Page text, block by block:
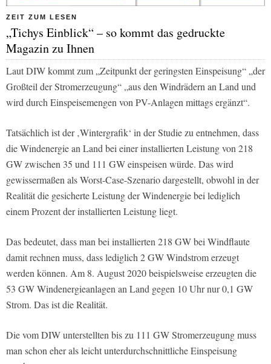
ZEIT ZUM LESEN
„Tichys Einblick“ – so kommt das gedruckte
Magazin zu Ihnen
Laut DIW kommt zum „Zeitpunkt der geringsten Einspeisung“ „der
Großteil der Stromerzeugung“ „aus den Windrädern an Land und
wird durch Einspeisemengen von PV-Anlagen mittags ergänzt“.
Tatsächlich ist der ‚Wintergrafik‘ in der Studie zu entnehmen, dass
die Windenergie an Land bei einer installierten Leistung von 218
GW zwischen 35 und 111 GW einspeisen würde. Das wird
gewissermaßen als Worst-Case-Szenario dargestellt, obwohl in der
Realität die gesicherte Leistung der Windenergie bei lediglich
einem Prozent der installierten Leistung liegt.
Das bedeutet, dass man bei installierten 218 GW bei Windflaute
damit rechnen muss, dass lediglich 2 GW Windstrom erzeugt
werden können. Am 8. August 2020 beispielsweise erzeugten die
53 GW Windenergieanlagen an Land gegen 10 Uhr nur 0,1 GW
Strom. Das ist die Realität.
Die vom DIW unterstellten bis zu 111 GW Stromerzeugung muss
man schon eher als leicht unterdurchschnittliche Einspeisung